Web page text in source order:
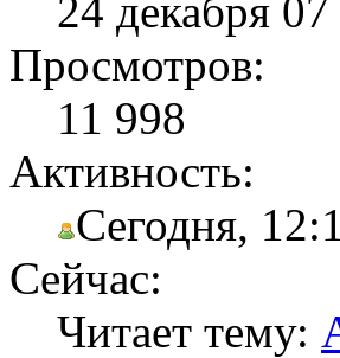
24 декабря 07
Просмотров:
11 998
Активность:
Сегодня,
Сейчас:
Читает тему: